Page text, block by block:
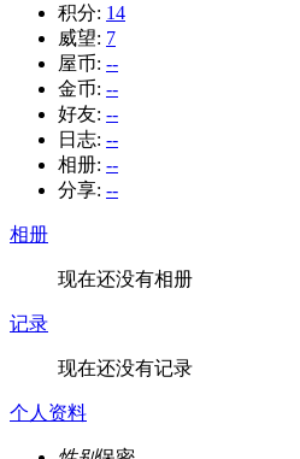
积分: 14
威望: 7
屋币: --
金币: --
好友: --
日志: --
相册: --
分享: --
相册
现在还没有相册
记录
现在还没有记录
个人资料